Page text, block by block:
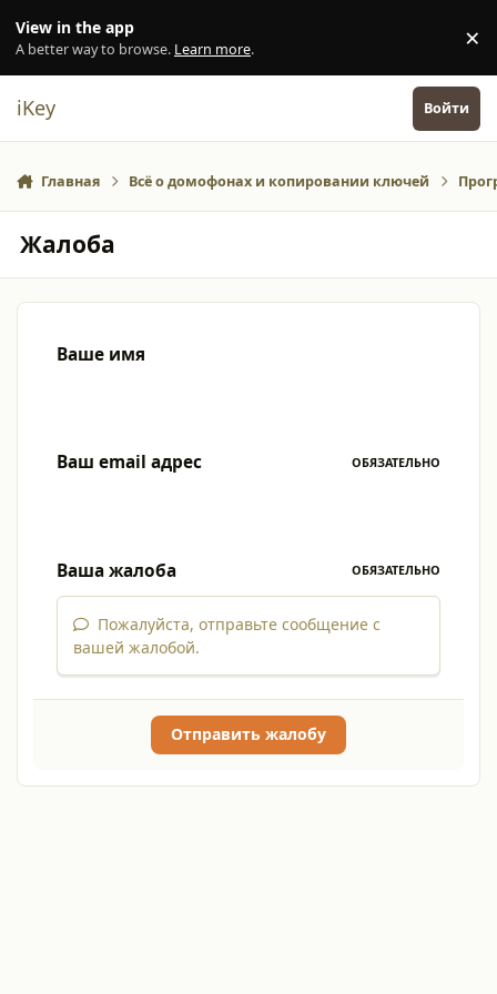
View in the app
A better way to browse. Learn more. ×
iKey Войти
Главная Всё о домофонах и копировании ключей
Жалоба
Ваше имя
Ваш email адрес ОБЯЗАТЕЛЬНО
Ваша жалоба ОБЯЗАТЕЛЬНО
Пожалуйста, отправьте сообщение с
вашей жалобой.
Отправить жалобу